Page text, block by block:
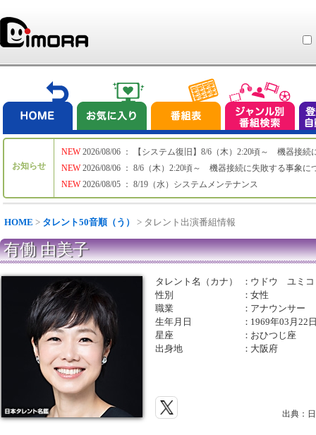
お知らせ
NEW
NEW
NEW
2026/08/06 ： 【システム復旧】8/6（木）2:20頃～ 機器接続
2026/08/06 ： 8/6（木）2:20頃～ 機器接続に失敗する事象に
2026/08/05 ： 8/19（水）システムメンテナンス
HOME > タレント50音順（う） > タレント出演番組情報
有働 由美子
タレント名（カナ） ： ウドウ ユミコ
性別
：女性
職業
： アナウンサー
生年月日
： 1969年03月22
星座
： おひつじ座
出身地
： 大阪府
出典：